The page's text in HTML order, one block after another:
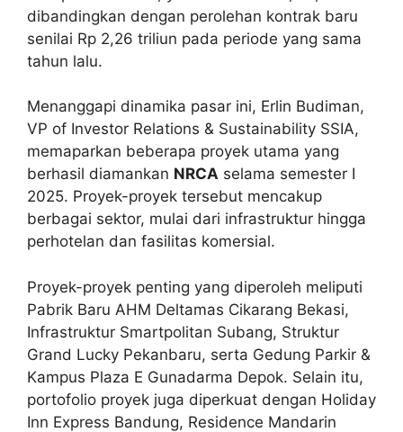
dibandingkan dengan perolehan kontrak baru
senilai Rp 2,26 triliun pada periode yang sama
tahun lalu.
Menanggapi dinamika pasar ini, Erlin Budiman,
VP of Investor Relations & Sustainability SSIA,
memaparkan beberapa proyek utama yang
berhasil diamankan NRCA selama semester I
2025. Proyek-proyek tersebut mencakup
berbagai sektor, mulai dari infrastruktur hingga
perhotelan dan fasilitas komersial.
Proyek-proyek penting yang diperoleh meliputi
Pabrik Baru AHM Deltamas Cikarang Bekasi,
Infrastruktur Smartpolitan Subang, Struktur
Grand Lucky Pekanbaru, serta Gedung Parkir &
Kampus Plaza E Gunadarma Depok. Selain itu,
portofolio proyek juga diperkuat dengan Holiday
Inn Express Bandung, Residence Mandarin